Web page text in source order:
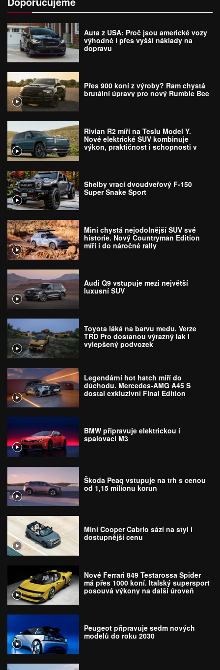
Auta z USA: Proč jsou americké vozy
výhodné i přes vyšší náklady na
dopravu
Přes 900 koní z výroby? Ram chystá
brutální úpravy pro nový Rumble Bee
Rivian R2 míří na Teslu Model Y.
Nové elektrické SUV kombinuje
výkon, praktičnost i schopnosti v
Shelby vrací dvoudveřový F-150
Super Snake Sport
Mini chystá nejodolnější SUV své
historie. Nový Countryman Edition
míří i do náročné rally
Audi Q9 vstupuje mezi největší
luxusní SUV
Toyota láká na barvu medu. Verze
TRD Pro dostanou výrazný lak i
vylepšený podvozek
Legendární hot hatch míří do
důchodu. Mercedes-AMG A45 S
dostal exkluzivní Final Edition
BMW připravuje elektrickou i
spalovací M3
Škoda Peaq vstupuje na trh s cenou
od 1,15 milionu korun
Mini Cooper Cabrio sází na styl i
dostupnější cenu
Nové Ferrari 849 Testarossa Spider
má přes 1000 koní. Italský supersport
posouvá výkony na další úroveň
Peugeot připravuje sedm nových
modelů do roku 2030